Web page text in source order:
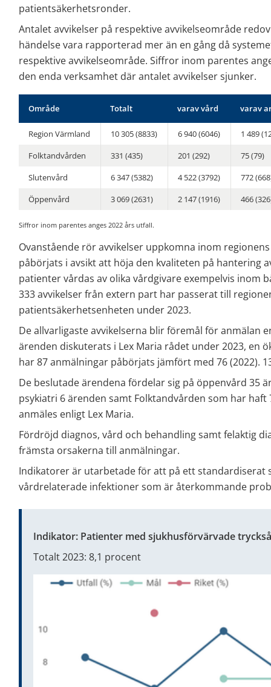
patientsäkerhetsronder.
Antalet avvikelser på respektive avvikelseområde
händelse vara rapporterad mer än en gång då
respektive avvikelseområde. Siffror inom parentes
den enda verksamhet där antalet avvikelser sjunker.
Område Totalt varav vård varav
Region Värmland 10 305 (8833) 6 940 (6046)
1 489
Folktandvården
331 (435) 201 (292)
75 (79)
Slutenvård
6 347 (5382) 4 522 (3792)
772
Öppenvård
3 069 (2631) 2 147 (1916) 466
Siffror inom parentes anges 2022 års utfall.
Ovanstående rör avvikelser uppkomna inom
påbörjats i avsikt att höja den kvaliteten på hantering
patienter vårdas av olika vårdgivare exempelvis inom
333 avvikelser från extern part har passerat till
patientsäkerhetsenheten under 2023.
De allvarligaste avvikelserna blir föremål för anmälan
ärenden diskuterats i Lex Maria rådet under 2023, en
har 87 anmälningar påbörjats jämfört med 76 (2022).
De beslutade ärendena fördelar sig på öppenvård 35
psykiatri 6 ärenden samt Folktandvården som har
anmäles enligt Lex Maria.
Fördröjd diagnos, vård och behandling samt felaktig
främsta orsakerna till anmälningar.
Indikatorer är utarbetade för att på ett standardiserat
vårdrelaterade infektioner som är återkommande
Indikator: Patienter med sjukhusförvärvade
Totalt 2023: 8,1 procent